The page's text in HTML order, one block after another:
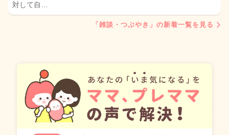
対して自…
「雑談・つぶやき」の新着一覧を見る